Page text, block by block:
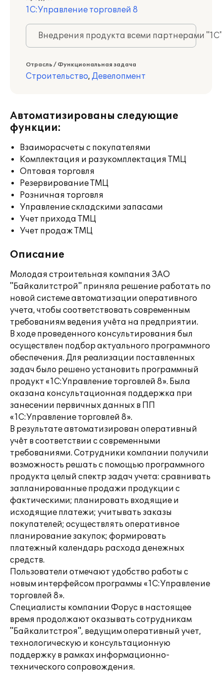
1С:Управление торговлей 8
Внедрения продукта всеми партнерами
Отрасль / Функциональная задача
Строительство, Девелопмент
Автоматизированы следующие
функции:
Взаиморасчеты с покупателями
Комплектация и разукомплектация ТМЦ
Оптовая торговля
Резервирование ТМЦ
Розничная торговля
Управление складскими запасами
Учет прихода ТМЦ
Учет продаж ТМЦ
Описание
Молодая строительная компания ЗАО
"Байкалитстрой" приняла решение работать по
новой системе автоматизации оперативного
учета, чтобы соответствовать современным
требованиям ведения учёта на предприятии.
В ходе проведенного консультирования был
осуществлен подбор актуального программного
обеспечения. Для реализации поставленных
задач было решено установить программный
продукт «1С:Управление торговлей 8». Была
оказана консультационная поддержка при
занесении первичных данных в ПП
«1С:Управление торговлей 8».
В результате автоматизирован оперативный
учёт в соответствии с современными
требованиями. Сотрудники компании получили
возможность решать с помощью программного
продукта целый спектр задач учета: сравнивать
запланированные продажи продукции с
фактическими; планировать входящие и
исходящие платежи; учитывать заказы
покупателей; осуществлять оперативное
планирование закупок; формировать
платежный календарь расхода денежных
средств.
Пользователи отмечают удобство работы с
новым интерфейсом программы «1С:Управление
торговлей 8».
Специалисты компании Форус в настоящее
время продолжают оказывать сотрудникам
"Байкалитстроя", ведущим оперативный учет,
технологическую и консультационную
поддержку в рамках информационно-
технического сопровождения.